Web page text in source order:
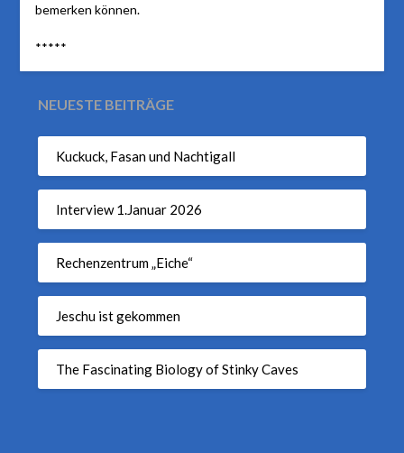
bemerken können.
*****
NEUESTE BEITRÄGE
Kuckuck, Fasan und Nachtigall
Interview 1.Januar 2026
Rechenzentrum „Eiche“
Jeschu ist gekommen
The Fascinating Biology of Stinky Caves